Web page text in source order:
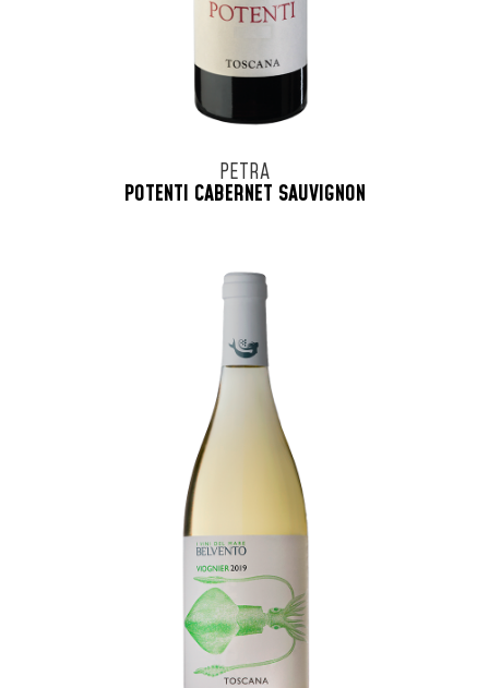
PETRA
POTENTI CABERNET SAUVIGNON